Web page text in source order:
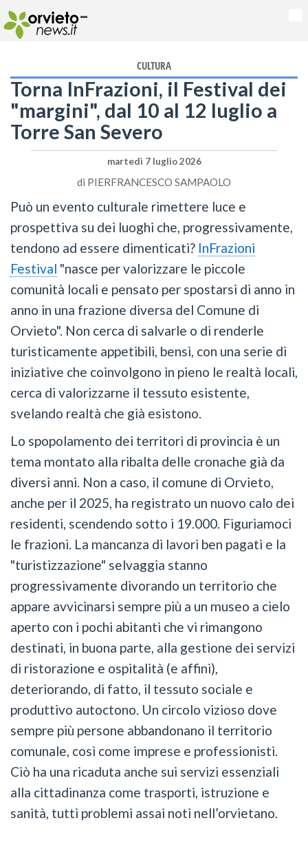
-
CULTURA
Torna InFrazioni, il Festival dei
"margini", dal 10 al 12 luglio a
Torre San Severo
martedì 7 luglio 2026
di PIERFRANCESCO SAMPAOLO
Può un evento culturale rimettere luce e
prospettiva su dei luoghi che, progressivamente,
tendono ad essere dimenticati? InFrazioni
Festival "nasce per valorizzare le piccole
comunità locali e pensato per spostarsi di anno in
anno in una frazione diversa del Comune di
Orvieto". Non cerca di salvarle o di renderle
turisticamente appetibili, bensì, con una serie di
iniziative che coinvolgono in pieno le realtà locali,
cerca di valorizzarne il tessuto esistente,
svelando realtà che già esistono.
Lo spopolamento dei territori di provincia è un
tema montato alla ribalta delle cronache già da
diversi anni. Non a caso, il comune di Orvieto,
anche per il 2025, ha registrato un nuovo calo dei
residenti, scendendo sotto i 19.000. Figuriamoci
le frazioni. La mancanza di lavori ben pagati e la
"turistizzazione" selvaggia stanno
progressivamente divorando un territorio che
appare avvicinarsi sempre più a un museo a cielo
aperto con i pochi abitanti che vi rimangono
destinati, in buona parte, alla gestione dei servizi
di ristorazione e ospitalità (e affini),
deteriorando, di fatto, il tessuto sociale e
produttivo autoctono. Un circolo vizioso dove
sempre più persone abbandonano il territorio
comunale, così come imprese e professionisti.
Ciò ha una ricaduta anche sui servizi essenziali
alla cittadinanza come trasporti, istruzione e
sanità, tutti problemi assai noti nell’orvietano.